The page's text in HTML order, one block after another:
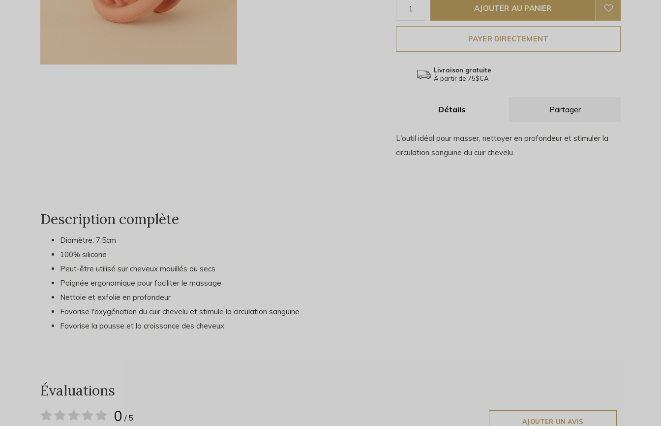
AJOUTER AU PANIER
PAYER DIRECTEMENT
Livraison gratuite
À partir de 75$CA
Détails Partager
L'outil idéal pour masser, nettoyer en profondeur et stimuler la
circulation sanguine du cuir chevelu.
Description complète
Diamètre: 7,5cm
100% silicone
Peut-être utilisé sur cheveux mouillés ou secs
Poignée ergonomique pour faciliter le massage
Nettoie et exfolie en profondeur
Favorise l'oxygénation du cuir chevelu et stimule la circulation sanguine
Favorise la pousse et la croissance des cheveux
Évaluations
0 / 5
AJOUTER UN AVIS